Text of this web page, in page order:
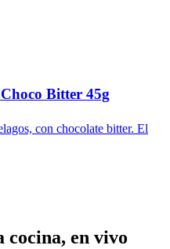
Bitter 45g
con chocolate bitter. El
cocina, en vivo